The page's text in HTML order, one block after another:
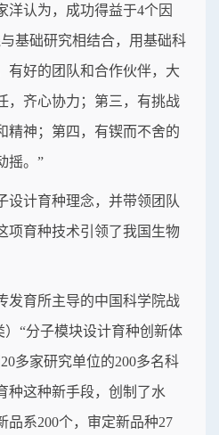
洋认为，成功得益于4个因
基础研究相结合，用基础科
有好的团队和合作伙伴，大
，齐心协力；第三，有挑战
精神；第四，有锲而不舍的
摇。”
设计育种理念，并带领团队
项育种技术引领了我国生物
发育所主导的中国科学院战
“分子模块设计育种创新体
多家研究单位的200多名科
种这种新手段，创制了水
品系200个，审定新品种27